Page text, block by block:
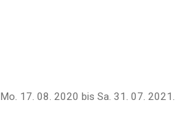
Mo. 17. 08. 2020 bis Sa. 31. 07. 2021 .